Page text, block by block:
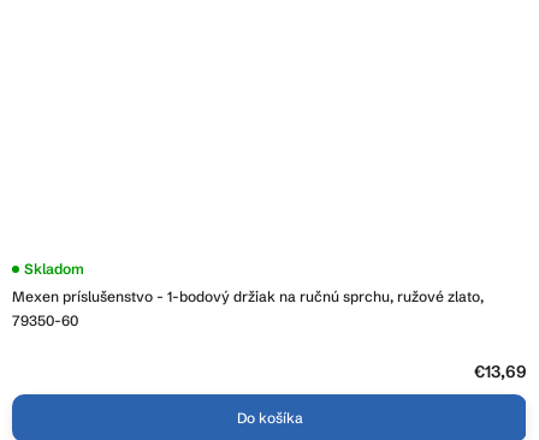
Mexen príslušenstvo - 1-bodový držiak na ručnú sprchu, ružové zlato,
79350-60
Skladom
€13,69
Do košíka